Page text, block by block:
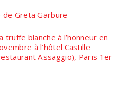
de Greta Garbure
truffe blanche à l’honneur en
à l’hôtel Castille
Assaggio), Paris 1er